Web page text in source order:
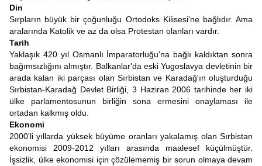
Din
Sırpların büyük bir çoğunluğu Ortodoks Kilisesi'ne bağlıdır. Ama
aralarında Katolik ve az da olsa Protestan olanları vardır.
Tarih
Yaklaşık 420 yıl Osmanlı İmparatorluğu'na bağlı kaldıktan sonra
bağımsızlığını almıştır. Balkanlar'da eski Yugoslavya devletinin bir
arada kalan iki parçası olan Sırbistan ve Karadağ'ın oluşturduğu
Sırbistan-Karadağ Devlet Birliği, 3 Haziran 2006 tarihinde her iki
ülke parlamentosunun birliğin sona ermesini onaylaması ile
ortadan kalkmış oldu.
Ekonomi
2000'li yıllarda yüksek büyüme oranları yakalamış olan Sırbistan
ekonomisi 2009-2012 yılları arasında maalesef küçülmüştür.
İşsizlik, ülke ekonomisi için çözülememiş bir sorun olmaya devam